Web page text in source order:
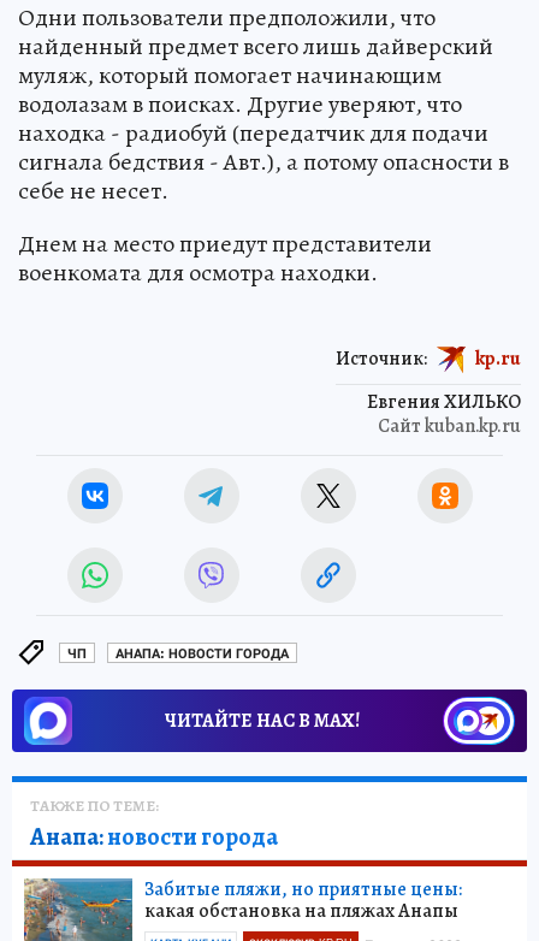
Одни пользователи предположили, что
найденный предмет всего лишь дайверский
муляж, который помогает начинающим
водолазам в поисках. Другие уверяют, что
находка - радиобуй (передатчик для подачи
сигнала бедствия - Авт.), а потому опасности в
себе не несет.
Днем на место приедут представители
военкомата для осмотра находки.
Евгения ХИЛЬКО
Сайт kuban.kp.ru
Источник: kp.ru
ЧП АНАПА: НОВОСТИ ГОРОДА
ЧИТАЙТЕ НАС В МАХ!
ТАКЖЕ ПО ТЕМЕ:
Анапа:новости города
Забитые пляжи, но приятные цены:
какая обстановка на пляжах Анапы